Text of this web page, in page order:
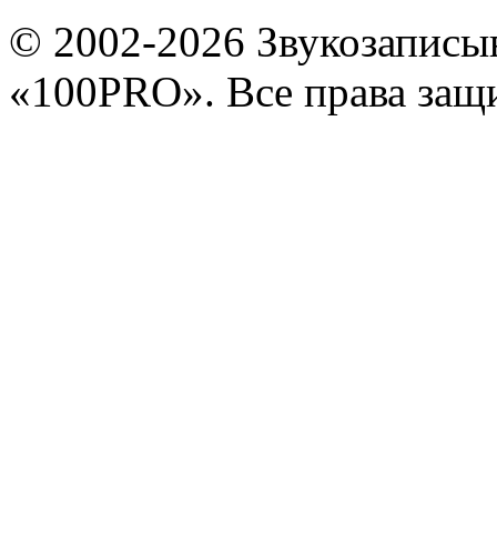
© 2002-2026
«100PRO». Все права